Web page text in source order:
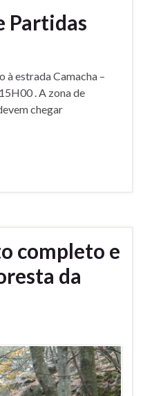
Partidas
estrada Camacha –
. A zona de
chegar
completo e
da